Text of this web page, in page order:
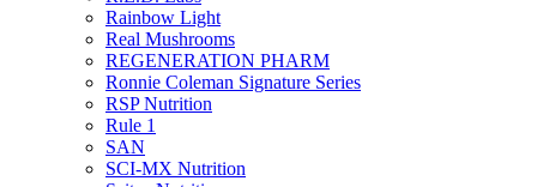
Rainbow Light
Real Mushrooms
REGENERATION PHARM
Ronnie Coleman Signature Series
RSP Nutrition
Rule 1
SAN
SCI-MX Nutrition